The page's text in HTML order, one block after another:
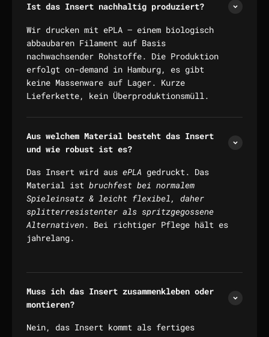
Ist das Insert nachhaltig produziert?
Wir drucken mit ePLA — einem biologisch
abbaubaren Filament auf Basis
nachwachsender Rohstoffe. Die Produktion
erfolgt on-demand in Hamburg, es gibt
keine Massenware auf Lager. Kurze
Lieferkette, kein Überproduktionsmüll.
Aus welchem Material besteht das Insert
und wie robust ist es?
Das Insert wird aus ePLA gedruckt. Das
Material ist bruchfest bei normalem
Spieleinsatz & leicht flexibel, daher
splitterresistenter als spritzgegossene
Alternativen. Bei richtiger Pflege hält es
jahrelang.
Muss ich das Insert zusammenkleben oder
montieren?
Nein, das Insert kommt als fertiges